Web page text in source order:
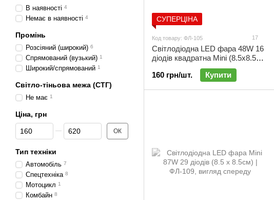
СУПЕРЦІНА
Код товару: ФЛ-105 17
Світлодіодна LED фара 48W 16
діодів квадратна Mini (8.5х8.5
160 грн/шт.
Купити
В наявності 4
Немає в наявності 4
Промінь
Розсіяний (широкий) 6
Спрямований (вузький) 1
Широкий/спрямований 1
Світло-тіньова межа (СТГ)
Не має 1
Ціна, грн
Від Ціна, грн
До Ціна, грн ОК
Тип техніки
Автомобіль 7
Спецтехніка 8
Мотоцикл 1
Комбайн 8